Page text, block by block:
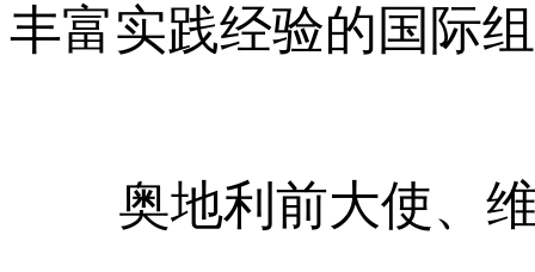
丰富实践经验的国际
奥地利前大使、